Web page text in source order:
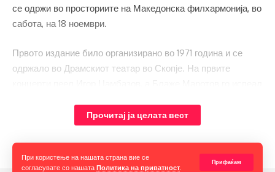
При користење на нашата страна вие се
согласувате со нашата Политика на приватност
Прифаќам
се одржи во просториите на Македонска филхармонија, во
сабота, на 18 ноември.
Првото издание било организирано во 1971 година и се
одржало во Драмскиот театар во Скопје. На првите
Прочитај ја целата вест